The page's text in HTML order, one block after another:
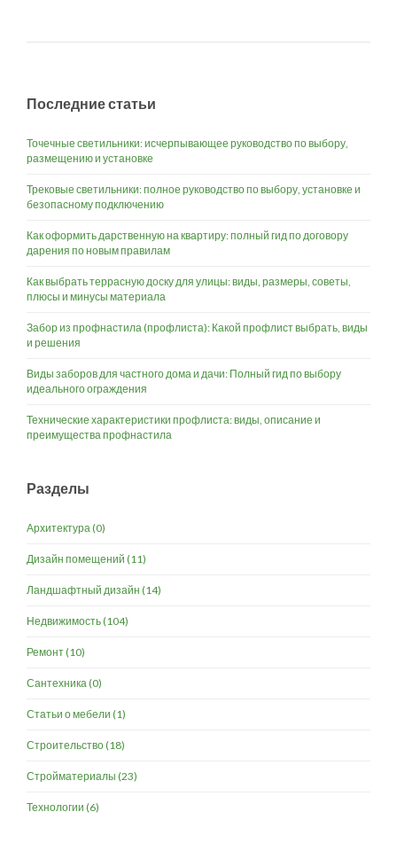
Последние статьи
Точечные светильники: исчерпывающее руководство по выбору,
размещению и установке
Трековые светильники: полное руководство по выбору, установке и
безопасному подключению
Как оформить дарственную на квартиру: полный гид по договору
дарения по новым правилам
Как выбрать террасную доску для улицы: виды, размеры, советы,
плюсы и минусы материала
Забор из профнастила (профлиста): Какой профлист выбрать, виды
и решения
Виды заборов для частного дома и дачи: Полный гид по выбору
идеального ограждения
Технические характеристики профлиста: виды, описание и
преимущества профнастила
Разделы
Архитектура(0)
Дизайн помещений (11)
Ландшафтный дизайн (14)
Недвижимость(104)
Ремонт(10)
Сантехника(0)
Статьи о мебели (1)
Строительство(18)
Стройматериалы (23)
Технологии (6)